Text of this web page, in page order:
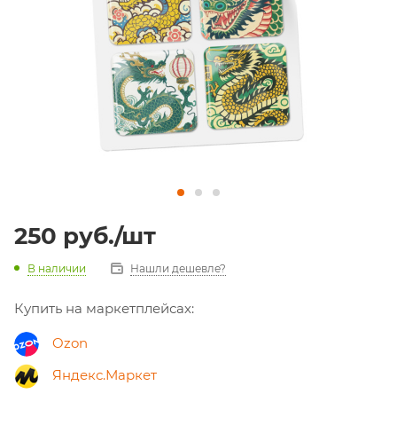
250 руб./шт
В наличии Нашли дешевле?
Купить на маркетплейсах:
Ozon
Яндекс.Маркет